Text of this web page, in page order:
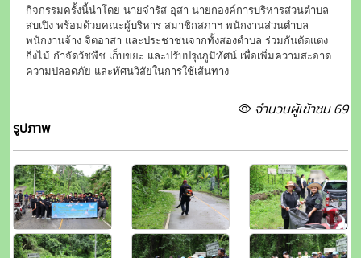
กิจกรรมครั้งนี้นำโดย นายจำรัส อุสา นายกองค์การบริหารส่วนตำบล
สบเปิง พร้อมด้วยคณะผู้บริหาร สมาชิกสภาฯ พนักงานส่วนตำบล
พนักงานจ้าง จิตอาสา และประชาชนจากทั้งสองตำบล ร่วมกันตัดแต่ง
กิ่งไม้ กำจัดวัชพืช เก็บขยะ และปรับปรุงภูมิทัศน์ เพื่อเพิ่มความสะอาด
ความปลอดภัย และทัศนวิสัยในการใช้เส้นทาง
จำนวนผู้เข้าชม 69
รูปภาพ